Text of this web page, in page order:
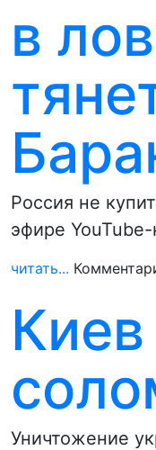
в
Россия не
эфире
читать...
Уничтожение